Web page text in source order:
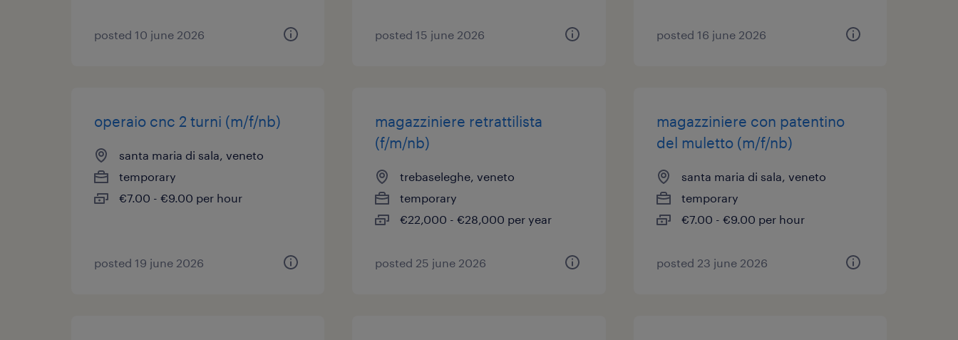
posted 10 june 2026 posted 15 june 2026 posted 16 june 2026
operaio cnc 2 turni (m/f/nb)
santa maria di sala, veneto
temporary
€7.00 - €9.00 per hour
posted 19 june 2026
magazziniere retrattilista
(f/m/nb)
trebaseleghe, veneto
temporary
€22,000 - €28,000 per year
posted 25 june 2026
magazziniere con patentino
del muletto (m/f/nb)
santa maria di sala, veneto
temporary
€7.00 - €9.00 per hour
posted 23 june 2026